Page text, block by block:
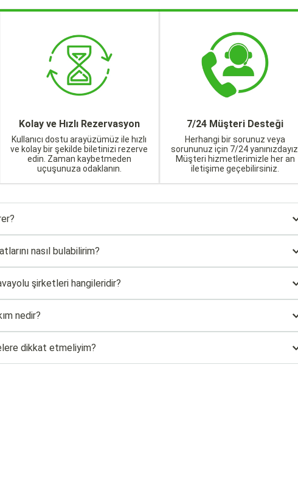
Kolay ve Hızlı Rezervasyon
Kullanıcı dostu arayüzümüz ile hızlı
ve kolay bir şekilde biletinizi rezerve
edin. Zaman kaybetmeden
uçuşunuza odaklanın.
7/24 Müşteri Desteği
Herhangi bir sorunuz veya
sorununuz için 7/24 yanınızdayız.
Müşteri hizmetlerimizle her an
iletişime geçebilirsiniz.
nasıl bulabilirim?
şirketleri hangileridir?
nedir?
dikkat etmeliyim?